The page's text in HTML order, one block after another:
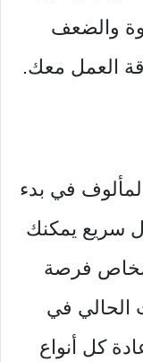
والضعف
العمل معك.
في بدء
سريع يمكنك
فرصة
الحالي في
كل أنواع